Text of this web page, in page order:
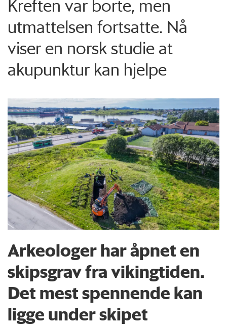
Kreften var borte, men
utmattelsen fortsatte. Nå
viser en norsk studie at
akupunktur kan hjelpe
Arkeologer har åpnet en
skipsgrav fra vikingtiden.
Det mest spennende kan
ligge under skipet